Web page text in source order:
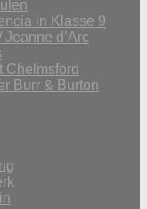
in Klasse 9
d’Arc
Chelmsford
Burr & Burton